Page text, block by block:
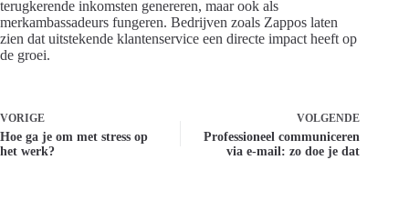
terugkerende inkomsten genereren, maar ook als
merkambassadeurs fungeren. Bedrijven zoals Zappos laten
zien dat uitstekende klantenservice een directe impact heeft op
de groei.
VORIGE
Hoe ga je om met stress op
het werk?
VOLGENDE
Professioneel communiceren
via e-mail: zo doe je dat